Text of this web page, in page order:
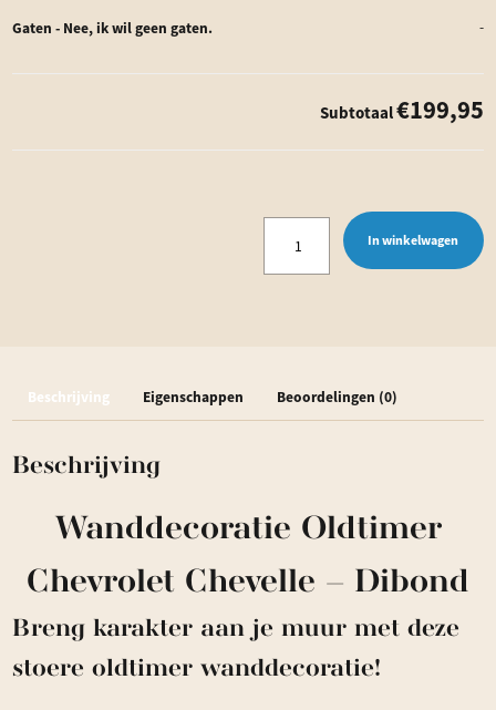
Gaten - Nee, ik wil geen gaten. -
Subtotaal€199,95
Wanddecoratie
Dibond
In winkelwagen
Beschrijving Eigenschappen Beoordelingen (0)
Beschrijving
Wanddecoratie Oldtimer
Chevrolet Chevelle – Dibond
Breng karakter aan je muur met deze
stoere oldtimer wanddecoratie!